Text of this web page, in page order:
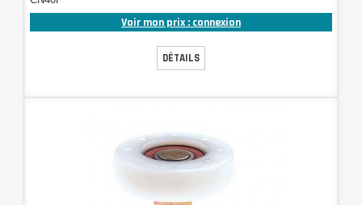
Voir mon prix : connexion
DÉTAILS